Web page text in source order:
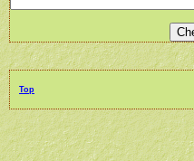
Top